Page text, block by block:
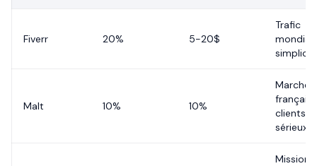
Fiverr 20% 5-20$
Trafic
mondial,
Malt 10% 10%
Marché
français,
clients
sérieux
Missions